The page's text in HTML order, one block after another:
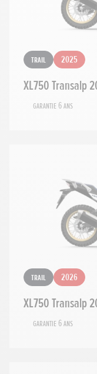
Trail 2025
XL750 Transalp
Garantie 6 ans
Trail 2026
XL750 Transalp
Garantie 6 ans